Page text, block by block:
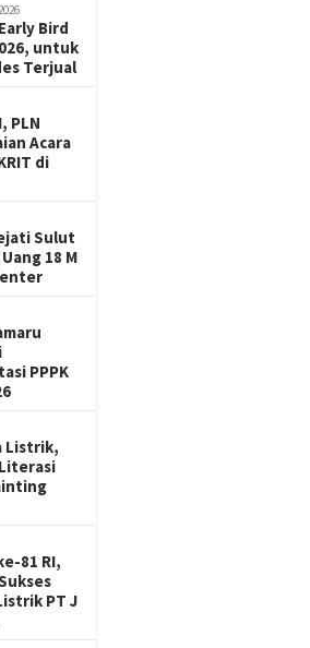
Bird
untuk
Terjual
PLN
Acara
di
Sulut
18 M
PPPK
Listrik,
81 RI,
PT J